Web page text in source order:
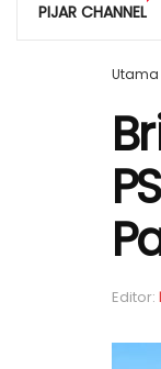
PIJAR CHANNEL
Utama
Editor: